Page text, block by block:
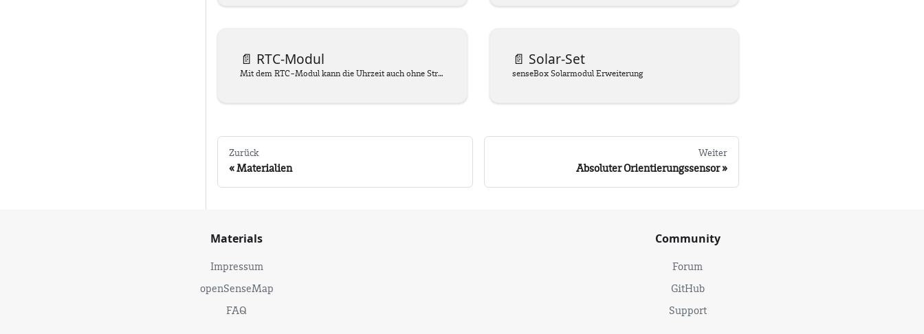
📄️ RTC-Modul
Mit dem RTC-Modul kann die Uhrzeit auch ohne Stromversorgung gespeichert werden.
📄️ Solar-Set
senseBox Solarmodul Erweiterung
Zurück
Materialien
Weiter
Absoluter Orientierungssensor
Materials
Impressum
openSenseMap
FAQ
Community
Forum
GitHub
Support